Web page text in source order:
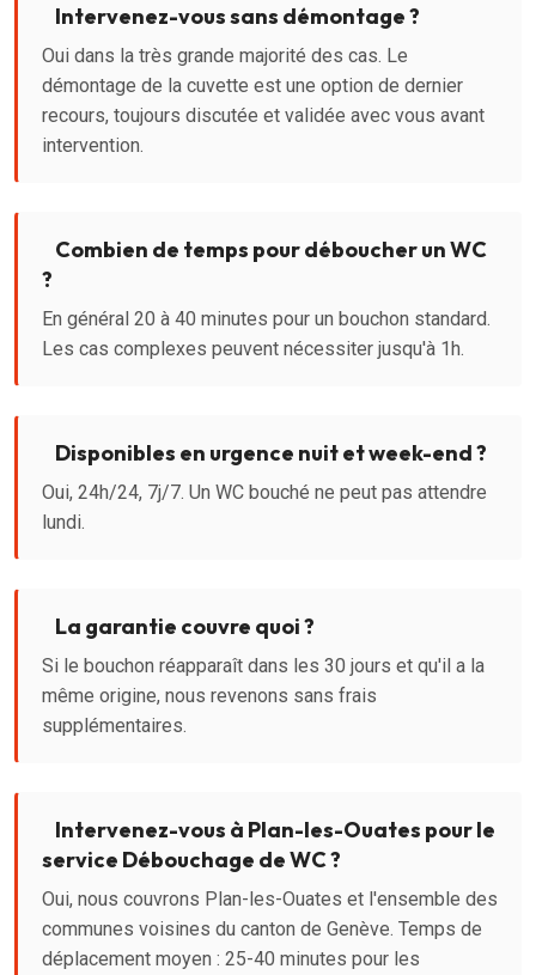
Intervenez-vous sans démontage ?
Oui dans la très grande majorité des cas. Le
démontage de la cuvette est une option de dernier
recours, toujours discutée et validée avec vous avant
intervention.
Combien de temps pour déboucher un WC
?
En général 20 à 40 minutes pour un bouchon standard.
Les cas complexes peuvent nécessiter jusqu'à 1h.
Disponibles en urgence nuit et week-end ?
Oui, 24h/24, 7j/7. Un WC bouché ne peut pas attendre
lundi.
La garantie couvre quoi ?
Si le bouchon réapparaît dans les 30 jours et qu'il a la
même origine, nous revenons sans frais
supplémentaires.
Intervenez-vous à Plan-les-Ouates pour le
service Débouchage de WC ?
Oui, nous couvrons Plan-les-Ouates et l'ensemble des
communes voisines du canton de Genève. Temps de
déplacement moyen : 25-40 minutes pour les